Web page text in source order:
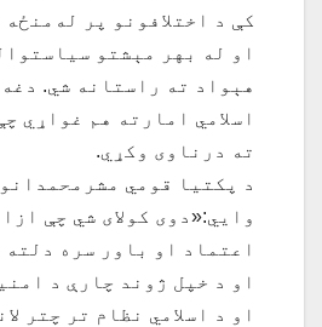
کې د اختلافونو پر
او له بهر مېشتو
هېواد ته راستانه شي.
اسلامي امارته هم غواړي
ته درناوی وکړي.
د پکتیا قومي
وايي:«دوی کولای شي چې
اعتماد او باور سره
او د خپل ژوند چارې د
او د اسلامي نظام تر چتر